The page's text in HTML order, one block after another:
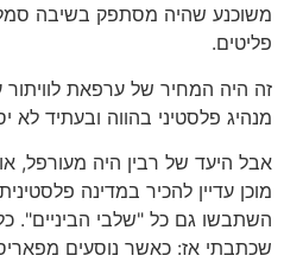
משוכנע שהיה מסתפק בשיבה
פליטים.
מנהיג פלסטיני בהווה ובעתיד לא
אבל היעד של רבין היה מעורפל,
מוכן עדיין להכיר במדינה
השתבשו גם כל "שלבי הביניים".
שכתבתי אז: כאשר נוסעים